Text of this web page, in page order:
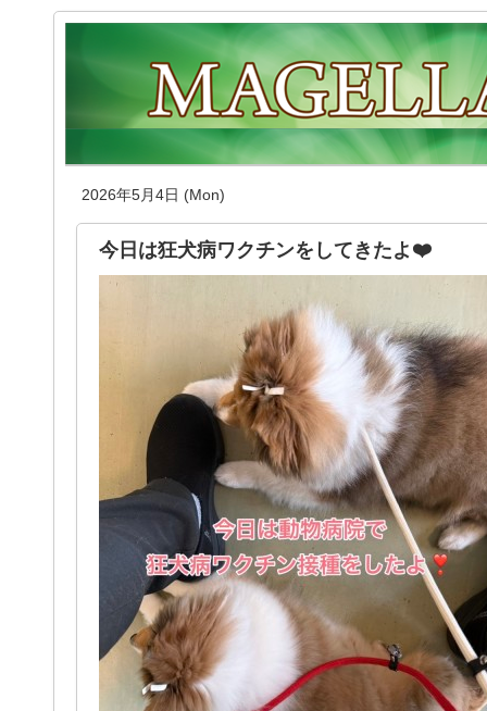
2026年5月4日 (Mon)
今日は狂犬病ワクチンをしてきたよ❤️